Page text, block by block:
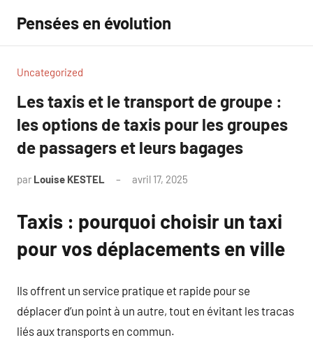
contenu
Pensées en évolution
Uncategorized
Les taxis et le transport de groupe :
les options de taxis pour les groupes
de passagers et leurs bagages
par Louise KESTEL avril 17, 2025
Taxis : pourquoi choisir un taxi
pour vos déplacements en ville
Ils offrent un service pratique et rapide pour se
déplacer d’un point à un autre, tout en évitant les tracas
liés aux transports en commun.